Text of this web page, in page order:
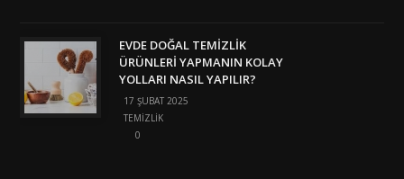
EVDE DOĞAL TEMIZLIK
ÜRÜNLERI YAPMANIN KOLAY
YOLLARI NASIL YAPILIR?
17 ŞUBAT 2025
TEMIZLIK
0